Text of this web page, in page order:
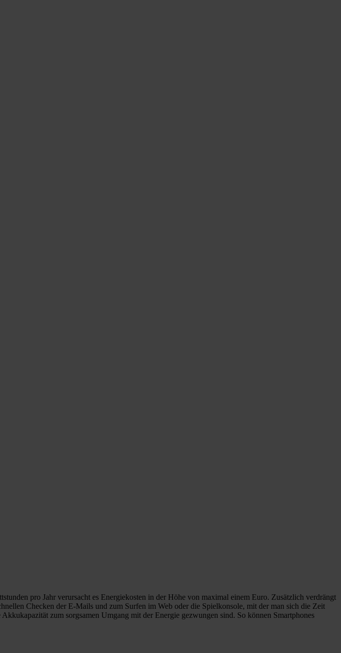
pro Jahr verursacht es Energiekosten in der Höhe von maximal einem Euro. Zusätzlich verdrängt
Checken der E-Mails und zum Surfen im Web oder die Spielkonsole, mit der man sich die Zeit
zum sorgsamen Umgang mit der Energie gezwungen sind. So können Smartphones